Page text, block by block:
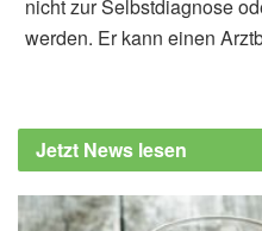
Epigenome-
physical activity
Sci Rep 12,
nicht zur Selbstdiagnose
werden. Er kann einen
Jetzt News lesen